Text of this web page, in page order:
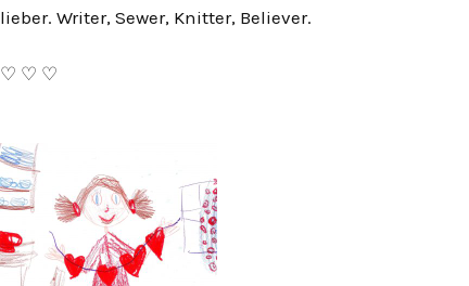
lieber. Writer, Sewer, Knitter, Believer.
♡ ♡ ♡